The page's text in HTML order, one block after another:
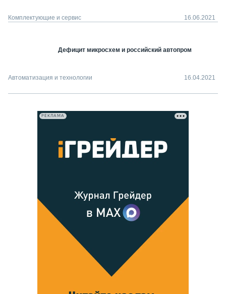
Комплектующие и сервис 16.06.2021
Дефицит микросхем и российский автопром
Автоматизация и технологии 16.04.2021
РЕКЛАМА